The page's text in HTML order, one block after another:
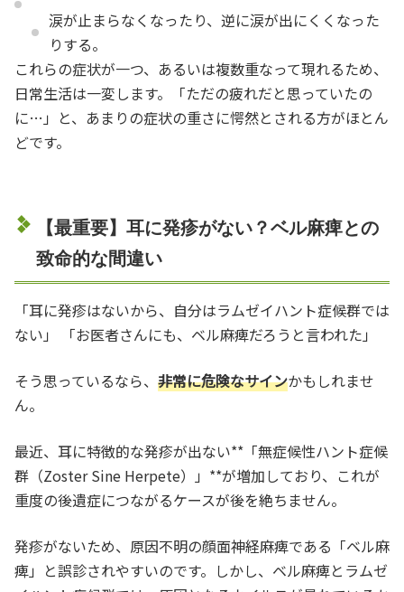
涙が止まらなくなったり、逆に涙が出にくくなった
りする。
これらの症状が一つ、あるいは複数重なって現れるため、
日常生活は一変します。「ただの疲れだと思っていたの
に…」と、あまりの症状の重さに愕然とされる方がほとん
どです。
【最重要】耳に発疹がない？ベル麻痺との
致命的な間違い
「耳に発疹はないから、自分はラムゼイハント症候群では
ない」 「お医者さんにも、ベル麻痺だろうと言われた」
そう思っているなら、 非常に危険なサインかもしれませ
ん。
最近、耳に特徴的な発疹が出ない**「無症候性ハント症候
群（Zoster Sine Herpete）」**が増加しており、これが
重度の後遺症につながるケースが後を絶ちません。
発疹がないため、原因不明の顔面神経麻痺である「ベル麻
痺」と誤診されやすいのです。しかし、ベル麻痺とラムゼ